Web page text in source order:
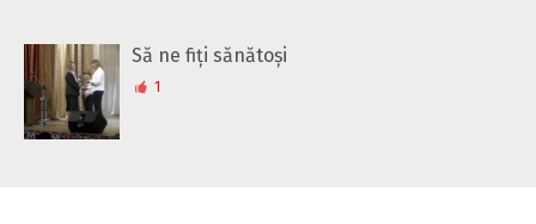
Să ne fiți sănătoși
1